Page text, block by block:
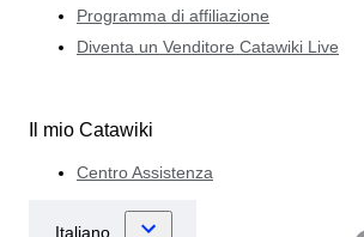
Programma di affiliazione
Diventa un Venditore Catawiki Live
Il mio Catawiki
Centro Assistenza